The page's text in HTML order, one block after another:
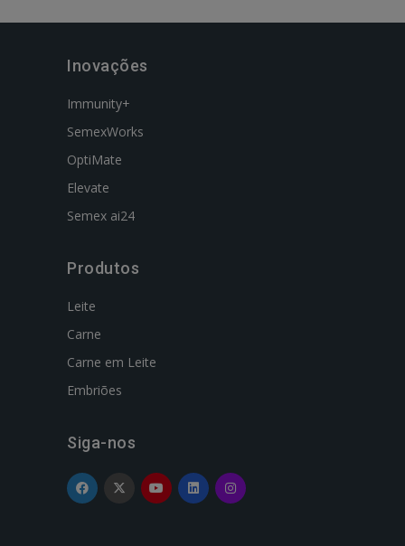
Inovações
Immunity+
SemexWorks
OptiMate
Elevate
Semex ai24
Produtos
Leite
Carne
Carne em Leite
Embriões
Siga-nos